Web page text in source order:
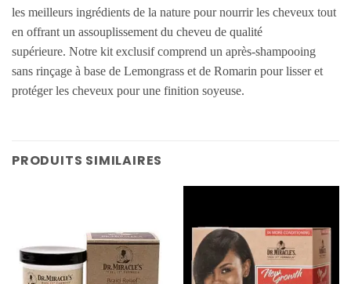
les meilleurs ingrédients de la nature pour nourrir les cheveux tout
en offrant un assouplissement du cheveu de qualité
supérieure. Notre kit exclusif comprend un après-shampooing
sans rinçage à base de Lemongrass et de Romarin pour lisser et
protéger les cheveux pour une finition soyeuse.
PRODUITS SIMILAIRES